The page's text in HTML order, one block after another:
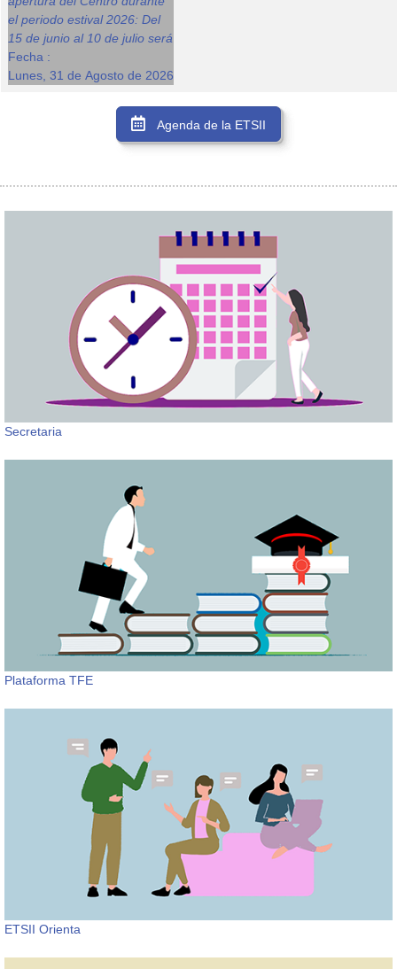
el periodo estival 2026: Del
15 de junio al 10 de julio será
Fecha :
Lunes, 31 de Agosto de 2026
Agenda de la ETSII
Secretaria
Plataforma TFE
ETSII Orienta